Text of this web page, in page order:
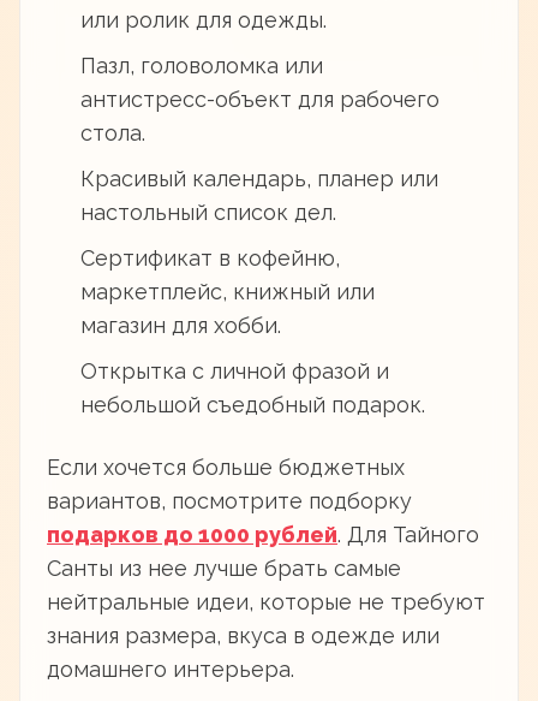
или ролик для одежды.
Пазл, головоломка или
антистресс-объект для рабочего
стола.
Красивый календарь, планер или
настольный список дел.
Сертификат в кофейню,
маркетплейс, книжный или
магазин для хобби.
Открытка с личной фразой и
небольшой съедобный подарок.
Если хочется больше бюджетных
вариантов, посмотрите подборку
подарков до 1000 рублей. Для Тайного
Санты из нее лучше брать самые
нейтральные идеи, которые не требуют
знания размера, вкуса в одежде или
домашнего интерьера.